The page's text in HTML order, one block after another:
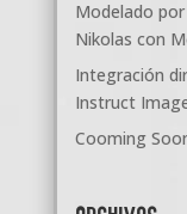
Modelado
Nikolas con
Integración
Instruct
Cooming